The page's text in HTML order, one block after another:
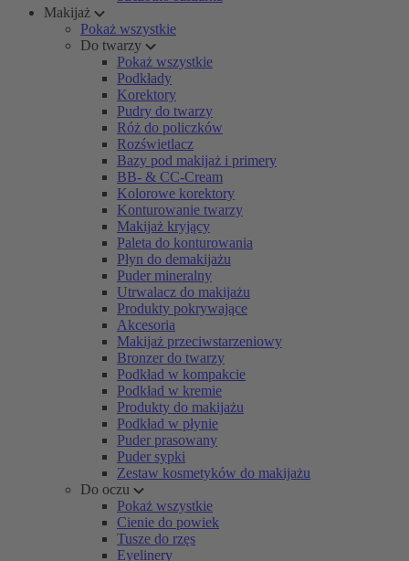
Makijaż
Pokaż wszystkie
Do twarzy
Pokaż wszystkie
Podkłady
Korektory
Pudry do twarzy
Róż do policzków
Rozświetlacz
Bazy pod makijaż i primery
BB- & CC-Cream
Kolorowe korektory
Konturowanie twarzy
Makijaż kryjący
Paleta do konturowania
Płyn do demakijażu
Puder mineralny
Utrwalacz do makijażu
Produkty pokrywające
Akcesoria
Makijaż przeciwstarzeniowy
Bronzer do twarzy
Podkład w kompakcie
Podkład w kremie
Produkty do makijażu
Podkład w płynie
Puder prasowany
Puder sypki
Zestaw kosmetyków do makijażu
Do oczu
Pokaż wszystkie
Cienie do powiek
Tusze do rzęs
Eyelinery